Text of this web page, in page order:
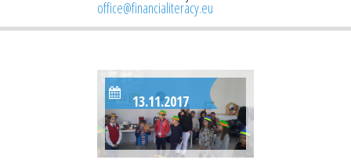
office@financialiteracy.eu
13.11.2017